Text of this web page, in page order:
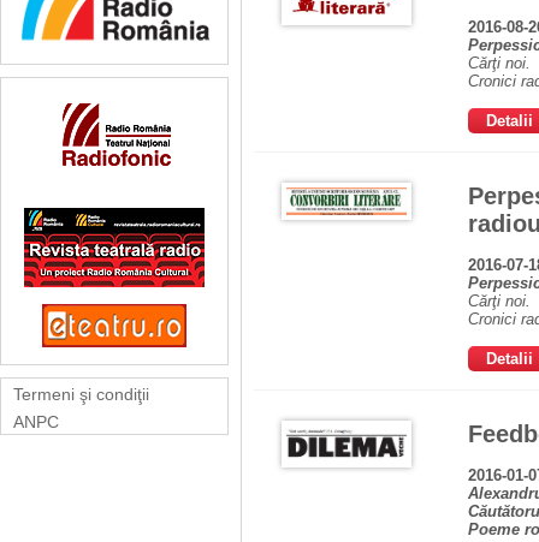
Termeni şi condiţii
ANPC
2016-08-
Cărţi noi.
Cronici
Detalii
2016-07-
Cărţi noi.
Cronici
Detalii
2016-01-
Poeme